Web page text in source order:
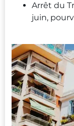
Arrêt du
juin,